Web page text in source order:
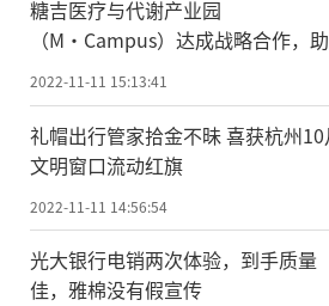
糖吉医疗与代谢产业园
（M·Campus）达成战略合作，
2022-11-11 15:13:41
礼帽出行管家拾金不昧 喜获杭州10
文明窗口流动红旗
2022-11-11 14:56:54
光大银行电销两次体验，到手质量
佳，雅棉没有假宣传